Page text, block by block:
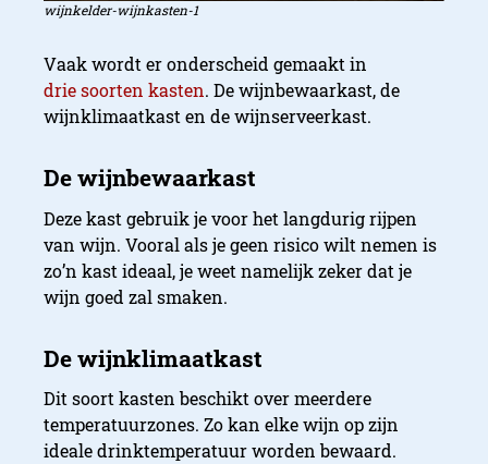
wijnkelder-wijnkasten-1
Vaak wordt er onderscheid gemaakt in
drie soorten kasten. De wijnbewaarkast, de
wijnklimaatkast en de wijnserveerkast.
Deze kast gebruik je voor het langdurig rijpen
van wijn. Vooral als je geen risico wilt nemen is
zo’n kast ideaal, je weet namelijk zeker dat je
wijn goed zal smaken.
Dit soort kasten beschikt over meerdere
temperatuurzones. Zo kan elke wijn op zijn
ideale drinktemperatuur worden bewaard.